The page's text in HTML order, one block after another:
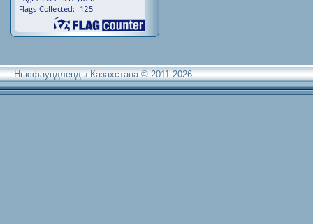
Ньюфаундленды Казахстана © 2011-2026